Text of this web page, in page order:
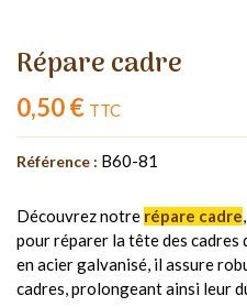
Répare cadre
0,50 € TTC
Référence : B60-81
Découvrez notre répare cadre
pour réparer la tête des cadres
en acier galvanisé, il assure
cadres, prolongeant ainsi leur